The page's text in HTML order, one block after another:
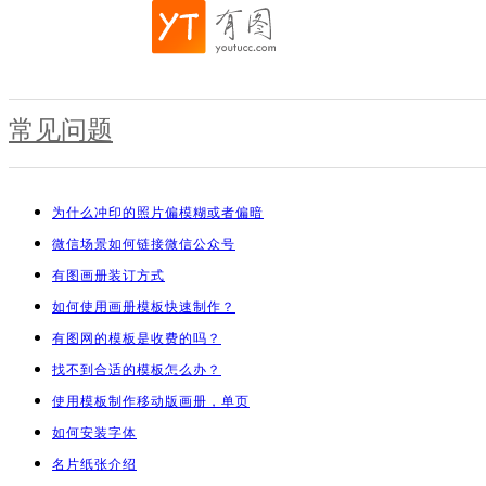
常见问题
为什么冲印的照片偏模糊或者偏暗
微信场景如何链接微信公众号
有图画册装订方式
如何使用画册模板快速制作？
有图网的模板是收费的吗？
找不到合适的模板怎么办？
使用模板制作移动版画册，单页
如何安装字体
名片纸张介绍